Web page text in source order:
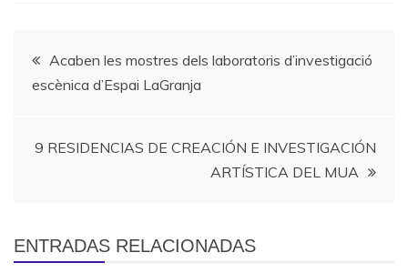
Navegación
entradas
Acaben les mostres dels laboratoris d’investigació
escènica d’Espai LaGranja
9 RESIDENCIAS DE CREACIÓN E INVESTIGACIÓN
ARTÍSTICA⁣ DEL MUA
ENTRADAS RELACIONADAS